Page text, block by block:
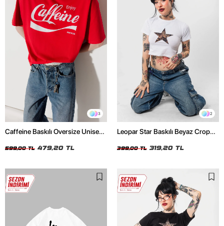
3
Caffeine Baskılı Oversize Unisex
599,00 TL 479,20 TL
2
Leopar Star Baskılı Beyaz Crop
399,00 TL 319,20 TL